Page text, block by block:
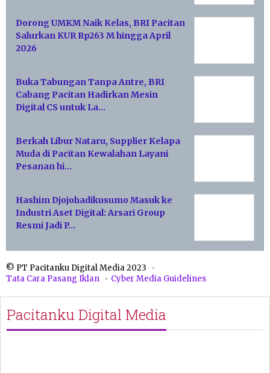
Dorong UMKM Naik Kelas, BRI Pacitan
Salurkan KUR Rp263 M hingga April
2026
Buka Tabungan Tanpa Antre, BRI
Cabang Pacitan Hadirkan Mesin
Digital CS untuk La…
Berkah Libur Nataru, Supplier Kelapa
Muda di Pacitan Kewalahan Layani
Pesanan hi…
Hashim Djojohadikusumo Masuk ke
Industri Aset Digital: Arsari Group
Resmi Jadi P…
© PT Pacitanku Digital Media 2023
Tata Cara Pasang Iklan
Cyber Media Guidelines
Pacitanku Digital Media